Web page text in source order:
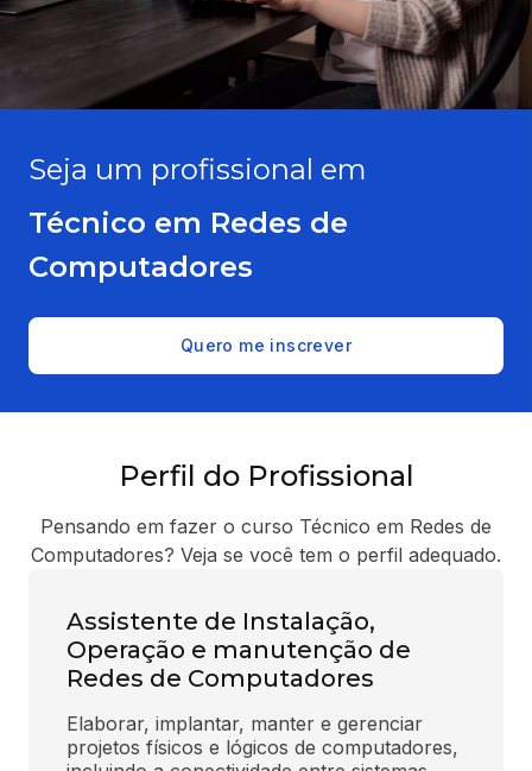
Seja um profissional em
Técnico em Redes de
Computadores
Quero me inscrever
Perfil do Profissional
Pensando em fazer o curso Técnico em Redes de
Computadores? Veja se você tem o perfil adequado.
Assistente de Instalação,
Operação e manutenção de
Redes de Computadores
Elaborar, implantar, manter e gerenciar
projetos físicos e lógicos de computadores,